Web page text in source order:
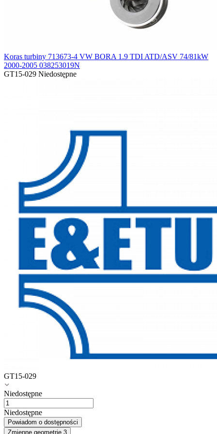
Koras turbiny 713673-4 VW BORA 1.9 TDI ATD/ASV 74/81kW
2000-2005 038253019N
GT15-029 Niedostępne
GT15-029
Niedostępne
Niedostępne
Powiadom o dostępności
Zmienne geometrie 3